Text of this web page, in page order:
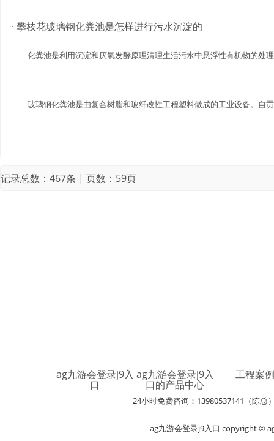
· 攀枝花玻璃钢化粪池是怎样进行污水沉淀的
化粪池是利用沉淀和厌氧发酵原理清理生活污水中悬浮性有机物的处
玻璃钢化粪池是由复合树脂和玻纤改性工程塑料做成的工业设备。自
记录总数：467条 | 页数：59页
ag九游会登录j9入
口
ag九游会登录j9入
口的产品中心
工程案例
24小时免费咨询：13980537141（陈总
ag九游会登录j9入口 copyright ©